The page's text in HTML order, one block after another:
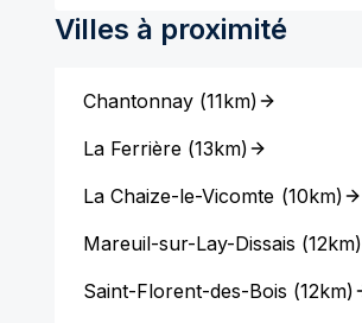
Villes à proximité
Chantonnay(11km)
La Ferrière(13km)
La Chaize-le-Vicomte (10km)
Mareuil-sur-Lay-Dissais (12km)
Saint-Florent-des-Bois (12km)